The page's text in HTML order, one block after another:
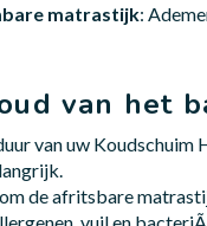
matrastijk:
van het
van uw
de afritsbare